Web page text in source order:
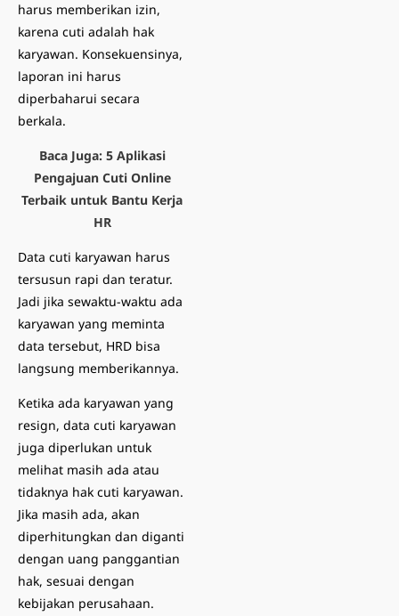
harus memberikan izin,
karena cuti adalah hak
karyawan. Konsekuensinya,
laporan ini harus
diperbaharui secara
berkala.
Baca Juga: 5 Aplikasi
Pengajuan Cuti Online
Terbaik untuk Bantu Kerja
HR
Data cuti karyawan harus
tersusun rapi dan teratur.
Jadi jika sewaktu-waktu ada
karyawan yang meminta
data tersebut, HRD bisa
langsung memberikannya.
Ketika ada karyawan yang
resign, data cuti karyawan
juga diperlukan untuk
melihat masih ada atau
tidaknya hak cuti karyawan.
Jika masih ada, akan
diperhitungkan dan diganti
dengan uang panggantian
hak, sesuai dengan
kebijakan perusahaan.